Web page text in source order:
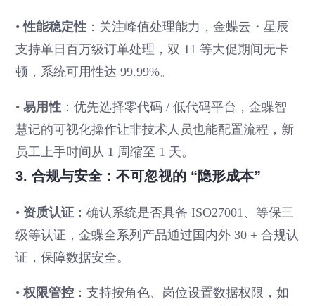
•性能稳定性 ：关注峰值处理能力，金蝶云・星辰
支持单日百万级订单处理，双 11 等大促期间无卡
顿，系统可用性达 99.99%。
•易用性 ：优先选择零代码 / 低代码平台，金蝶智
慧记的可视化操作让非技术人员也能配置流程，新
员工上手时间从 1 周缩至 1 天。
3. 合规与安全：不可忽视的 “隐形成本”
• 资质认证 ：确认系统是否具备 ISO27001、等保三
级等认证，金蝶全系列产品通过国内外 30 + 合规认
证，保障数据安全。
•权限管控 ：支持按角色、岗位设置数据权限，如